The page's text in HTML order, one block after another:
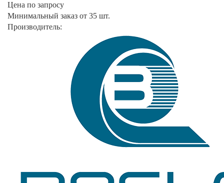
Цена по запросу
Минимальный заказ от 35 шт.
Производитель: